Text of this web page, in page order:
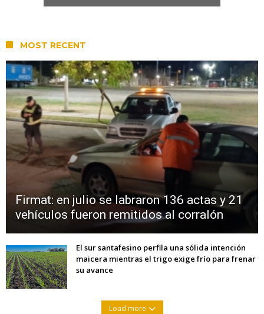
MOST RECENT
Firmat: en julio se labraron 136 actas y 21
vehículos fueron remitidos al corralón
El sur santafesino perfila una sólida intención
maicera mientras el trigo exige frío para frenar
su avance
Load more